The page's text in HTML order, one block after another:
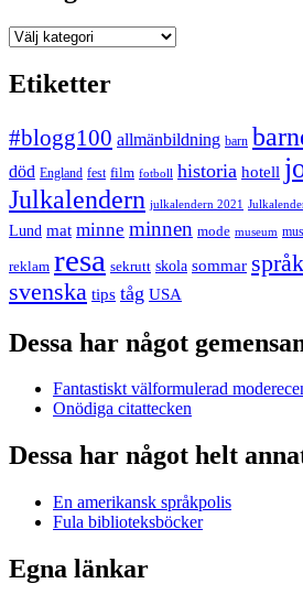
Kategorier
Etiketter
#blogg100 allmänbildning barn
död England fest film fotboll historia hotell
Julkalendern julkalendern 2021
Lund mat minne minnen mode museum
reklam resa sekrutt skola sommar språk
svenska tips tåg USA
Dessa har något
Fantastiskt välformulerad
Onödiga citattecken
Dessa har något helt
En amerikansk språkpolis
Fula biblioteksböcker
Egna länkar